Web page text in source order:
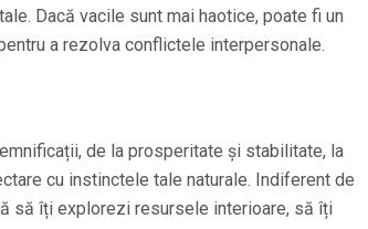
Dacă vacile sunt mai haotice, poate fi un
a rezolva conflictele interpersonale.
de la prosperitate și stabilitate, la
cu instinctele tale naturale. Indiferent de
să îți explorezi resursele interioare, să îți